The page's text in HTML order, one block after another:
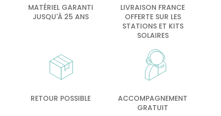
MATÉRIEL GARANTI
JUSQU'À 25 ANS
LIVRAISON FRANCE
OFFERTE SUR LES
STATIONS ET KITS
SOLAIRES
RETOUR POSSIBLE
ACCOMPAGNEMENT
GRATUIT